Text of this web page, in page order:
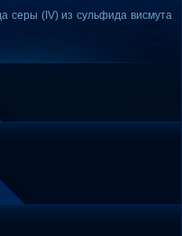
серы (IV) из сульфида висмута